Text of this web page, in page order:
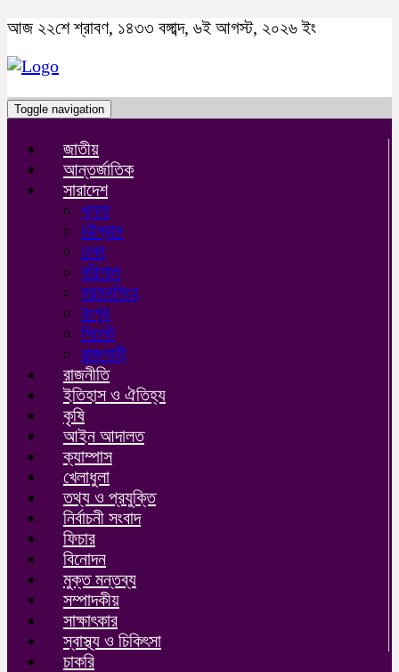
আজ ২২শে শ্রাবণ, ১৪৩৩ বঙ্গাব্দ, ৬ই আগস্ট, ২০২৬ ইং
Toggle navigation
জাতীয়
আন্তর্জাতিক
সারাদেশ
খুলনা
চট্টগ্রাম
ঢাকা
বরিশাল
ময়মনসিংহ
রংপুর
সিলেট
রাজশাহী
রাজনীতি
ইতিহাস ও ঐতিহ্য
কৃষি
আইন আদালত
ক্যাম্পাস
খেলাধুলা
তথ্য ও প্রযুক্তি
নির্বাচনী সংবাদ
ফিচার
বিনোদন
মুক্ত মন্তব্য
সম্পাদকীয়
সাক্ষাৎকার
স্বাস্থ্য ও চিকিৎসা
চাকরি